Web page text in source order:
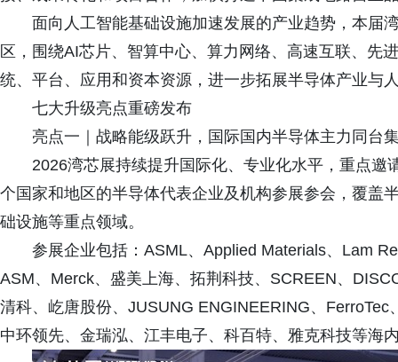
面向人工智能基础设施加速发展的产业趋势，本届
区，围绕AI芯片、智算中心、算力网络、高速互联、先
统、平台、应用和资本资源，进一步拓展半导体产业与
七大升级亮点重磅发布
亮点一｜战略能级跃升，国际国内半导体主力同台
2026湾芯展持续提升国际化、专业化水平，重点
个国家和地区的半导体代表企业及机构参展参会，覆盖
础设施等重点领域。
参展企业包括：ASML、Applied Materials、Lam
ASM、Merck、盛美上海、拓荆科技、SCREEN、
清科、屹唐股份、JUSUNG ENGINEERING、
中环领先、金瑞泓、江丰电子、科百特、雅克科技等海